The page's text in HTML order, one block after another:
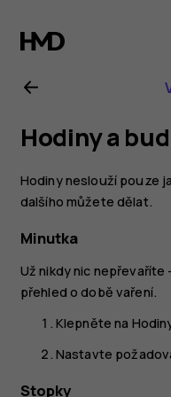
k
Nokia
Hodiny a
Hodiny neslouží pouze
dalšího můžete dělat.
Minutka
Už nikdy nic nepřevaříte
přehled o době vaření.
Klepněte na
Nastavte
Stopky